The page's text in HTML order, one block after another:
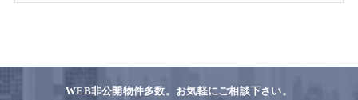
WEB非公開物件多数。お気軽にご相談下さい。